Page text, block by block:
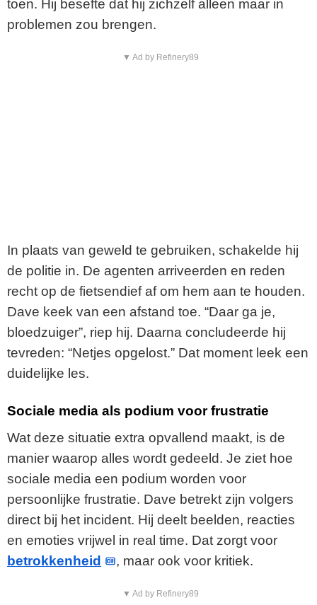
o
toen. Hij besefte dat hij zichzelf alleen maar in
problemen zou brengen.
▼ Ad by Refinery89
In plaats van geweld te gebruiken, schakelde hij
de politie in. De agenten arriveerden en reden
recht op de fietsendief af om hem aan te houden.
Dave keek van een afstand toe. “Daar ga je,
bloedzuiger”, riep hij. Daarna concludeerde hij
tevreden: “Netjes opgelost.” Dat moment leek een
duidelijke les.
Sociale media als podium voor frustratie
Wat deze situatie extra opvallend maakt, is de
manier waarop alles wordt gedeeld. Je ziet hoe
sociale media een podium worden voor
persoonlijke frustratie. Dave betrekt zijn volgers
direct bij het incident. Hij deelt beelden, reacties
en emoties vrijwel in real time. Dat zorgt voor
betrokkenheid
, maar ook voor kritiek.
▼ Ad by Refinery89